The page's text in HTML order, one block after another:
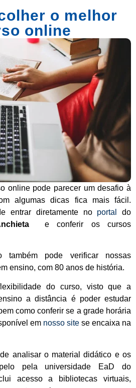
o melhor
online
online pode parecer um desafio à
algumas dicas fica mais fácil.
entrar diretamente no portal
do
e conferir os cursos
pode verificar nossas
ensino, com 80 anos de história.
do curso, visto que a
a distância é poder estudar
como conferir se a grade horária
em nosso site se encaixa na
analisar o material didático e os
pela universidade EaD do
acesso a bibliotecas virtuais,